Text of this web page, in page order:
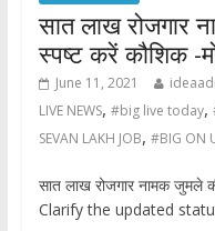
सात लाख रोजगार
स्पष्ट करें कौशिक -
June 11, 2021
LIVE NEWS, #big live today,
SEVAN LAKH JOB, #BIG ON
सात लाख रोजगार नामक जुमले
Clarify the updated